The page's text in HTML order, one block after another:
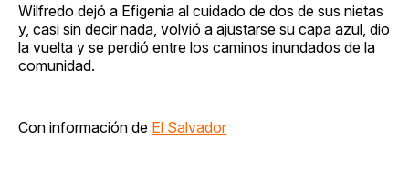
Wilfredo dejó a Efigenia al cuidado de dos de sus nietas
y, casi sin decir nada, volvió a ajustarse su capa azul, dio
la vuelta y se perdió entre los caminos inundados de la
comunidad.
Con información de El Salvador